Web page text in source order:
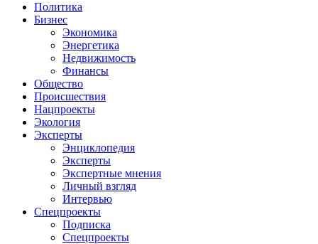
Политика
Бизнес
Экономика
Энергетика
Недвижимость
Финансы
Общество
Происшествия
Нацпроекты
Экология
Эксперты
Энциклопедия
Эксперты
Экспертные мнения
Личный взгляд
Интервью
Спецпроекты
Подписка
Спецпроекты